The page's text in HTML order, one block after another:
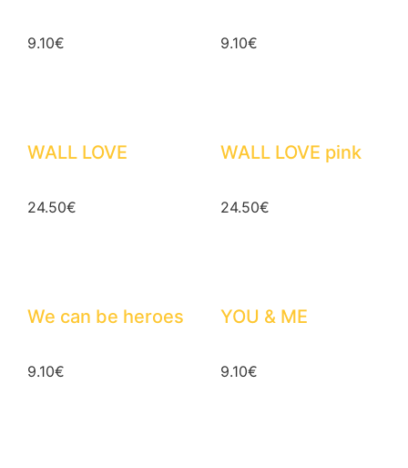
9.10€ 9.10€
WALL LOVE
24.50€
WALL LOVE pink
24.50€
We can be heroes
9.10€
YOU & ME
9.10€